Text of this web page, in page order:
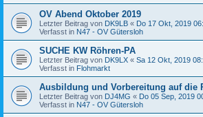
OV Abend Oktober 2019
Letzter Beitrag von DK9LB « Do 17 Okt, 2019
Verfasst in N47 - OV Gütersloh
SUCHE KW Röhren-PA
Letzter Beitrag von DK9LX « Sa 12 Okt, 2019
Verfasst in Flohmarkt
Ausbildung und Vorbereitung auf die
Letzter Beitrag von DJ4MG « Do 05 Sep, 2019
Verfasst in N47 - OV Gütersloh